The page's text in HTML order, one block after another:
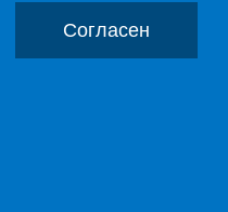
Согласен